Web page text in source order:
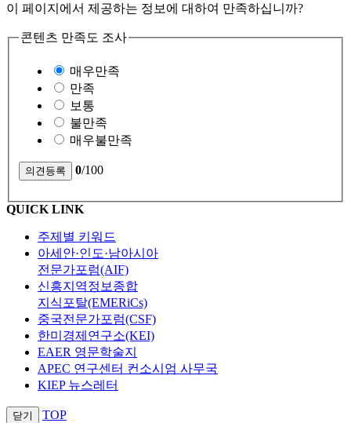
이 페이지에서 제공하는 정보에 대하여 만족하십니까?
콘텐츠 만족도 조사
매우만족
만족
보통
불만족
매우불만족
0/100
QUICK LINK
주제별 키워드
아세안·인도·남아시아
전문가포럼(AIF)
신흥지역정보종합
지식포탈(EMERiCs)
중국전문가포럼(CSF)
한미경제연구소(KEI)
EAER 영문학술지
APEC 연구센터 컨소시엄 사무국
KIEP 뉴스레터
닫기 TOP